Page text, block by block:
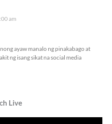
am
ayaw manalo ng pinakabago at
ng isang sikat na social media
Live